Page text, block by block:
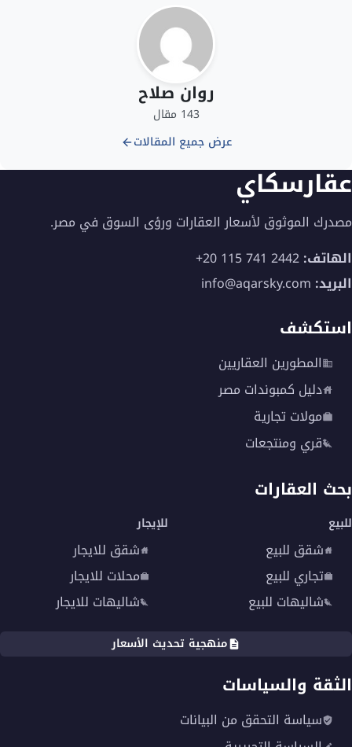
روان صلاح
143 مقال
عرض جميع المقالات
عقارسكاي
مصدرك الموثوق لأسعار العقارات ورؤى السوق في مصر.
الهاتف:+20 115 741 2442
البريد: info@aqarsky.com
استكشف
المطورين العقاريين
دليل كمبوندات مصر
مولات تجارية
قري ومنتجعات
بحث العقارات
للبيع
شقق للبيع
تجاري للبيع
شاليهات للبيع
للإيجار
شقق للايجار
محلات للايجار
شاليهات للايجار
منهجية تحديث الأسعار
الثقة والسياسات
سياسة التحقق من البيانات